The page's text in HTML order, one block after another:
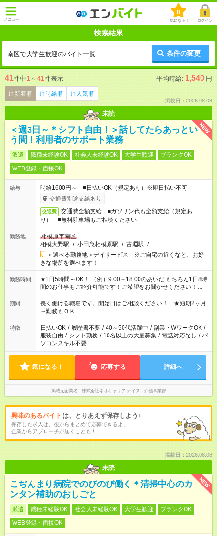
メニュー
0
気になる！ ログイン
検索結果
南区で大学生歓迎のバイト一覧 条件の変更
41件中1 ～ 41件表示 平均時給: 1,540 円
新着順 時給順 人気順
掲載日：2026.08.08
未読
NEW
＜週3日～＊シフト自由！＞話してたらあっとい
う間！利用者のサポート業務
派遣 職種未経験OK 社会人未経験OK 大学生歓迎
ブランクOK
WEB登録・面接OK
給与
時給1600円～ ■日払いOK（規定あり）※即日払い不可
交通費別途支給あり
交通費
交通費全額支給 ■ガソリン代も全額支給（規定あ
り） ■無料駐車場もご相談ください
勤務地
相模原市南区
相模大野駅 / 小田急相模原駅 / 古淵駅 / …
＜選べる勤務地＞デイサービス ※ご自宅の近くなど、お好
きな場所を選べます！
勤務時間
★1日5時間～OK！ （例）9:00～18:00のあいだ もちろん1日8時
間のお仕事もご紹介可能です！ご希望をお聞かせください！★家
庭の都合でお休みが必要な場合も遠慮なくご相談ください。 ※
週最低15時間以上の勤務が必要です
期間
長く働ける職場です。開始日はご相談ください！ ★短期2ヶ月
～勤務もＯＫ
特徴 日払いOK / 履歴書不要 / 40～50代活躍中 / 副業・WワークOK /
服装自由 / シフト勤務 / 10名以上の大量募集 / 電話対応なし / パ
ソコンスキル不要
気になる！ 応募する 詳細へ
掲載元企業名 株式会社ネオキャリア ナイス！介護事業部
興味のあるバイト は、とりあえず保存しよう♪
保存した求人は、後からまとめて応募できるよ。
企業からアプローチが届くことも！
掲載日：2026.08.08
未読
NEW
こぢんまり病院でのびのび働く＊清掃中心のカ
ンタン補助のおしごと
派遣 職種未経験OK 社会人未経験OK 大学生歓迎
ブランクOK
WEB登録・面接OK